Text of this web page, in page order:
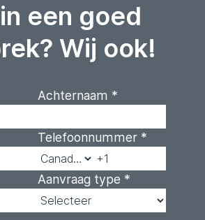
een goed
Wij ook!
Achternaam *
Telefoonnummer *
Aanvraag type *